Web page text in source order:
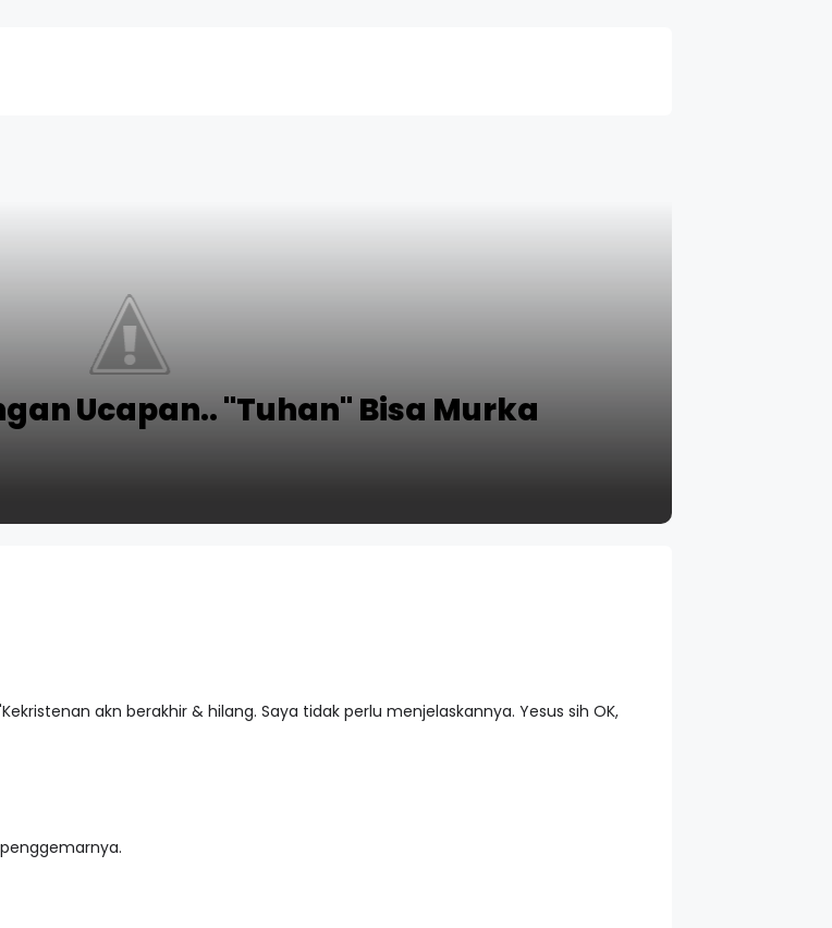
Ucapan.. "Tuhan" Bisa Murka
akn berakhir & hilang. Saya tidak perlu menjelaskannya. Yesus sih OK,